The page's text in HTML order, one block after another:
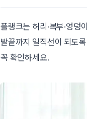
플랭크는 허리·복부·엉
발끝까지 일직선이 되도
꼭 확인하세요.